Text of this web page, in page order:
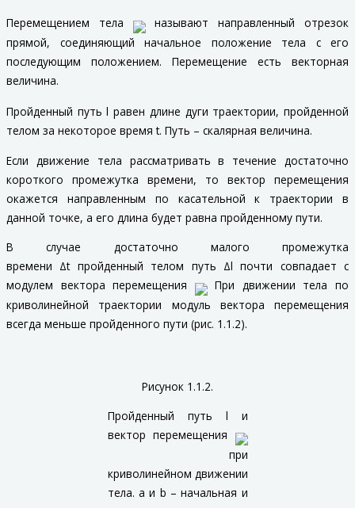
Перемещением тела
называют направленный отрезок
прямой, соединяющий начальное положение тела с его
последующим положением. Перемещение есть векторная
величина.
Пройденный путьl равен длине дуги траектории, пройденной
телом за некоторое времяt. Путь – скалярная величина.
Если движение тела рассматривать в течение достаточно
короткого промежутка времени, то вектор перемещения
окажется направленным по касательной к траектории в
данной точке, а его длина будет равна пройденному пути.
В случае достаточно малого промежутка
времени Δtпройденный телом путь Δl почти совпадает с
модулем вектора перемещения
При движении тела по
криволинейной траектории модуль вектора перемещения
всегда меньше пройденного пути (рис. 1.1.2).
Рисунок 1.1.2.
Пройденный путь l и
вектор перемещения
при
криволинейном движении
тела. a и b – начальная и